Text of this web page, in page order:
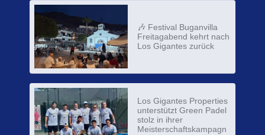
🎶 Festival Buganvilla
Freitagabend kehrt nach
Los Gigantes zurück
Los Gigantes Properties
unterstützt Green Padel
stolz in ihrer
Meisterschaftskampagn